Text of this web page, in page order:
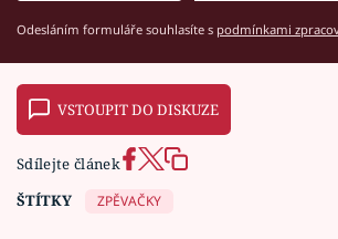
Odesláním formuláře souhlasíte s podmínkami
VSTOUPIT DO DISKUZE
Sdílejte článek
ŠTÍTKY
ZPĚVAČKY